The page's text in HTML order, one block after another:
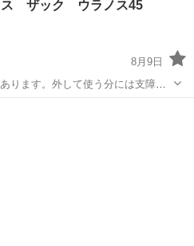
CD・DVDなどが無料でまとめて持
ス ザック ウラノス45
8月9日
ります。外して使う分には支障あ
部ファスナーの紐がない等ありま